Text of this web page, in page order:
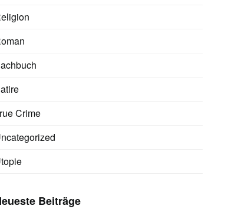
Crime
Beiträge